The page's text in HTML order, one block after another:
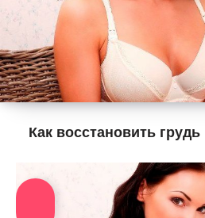
Как восстановить